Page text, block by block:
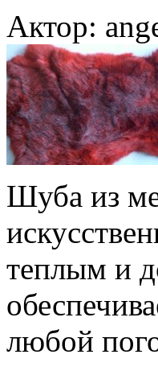
Актор:
Шуба из
теплым и
любой